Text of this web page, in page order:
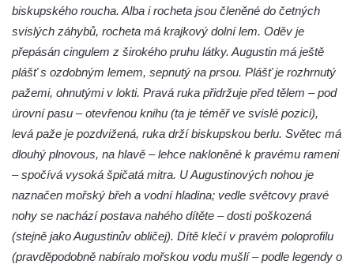
Görnerův kříž u silnice č. 264 v Dolním
Podluží
Kříž u domu čp. 155 v Chřibské
Údajný kříž u domu čp. 283 ve Chřibské
Kříž jižně od Bukolu
Centrální kříž hřbitova v Hrobčicích
Kříž u silnice z Chouče do Mirošovic
Centrální kříž hřbitova v Chouči
Kříž na rozcestí v Záluží
biskupského roucha. Alba i rocheta jsou členěné do četných
svislých záhybů, rocheta má krajkový dolní lem. Oděv je
přepásán cingulem z širokého pruhu látky. Augustin má ještě
plášť s ozdobným lemem, sepnutý na prsou. Plášť je rozhrnutý
pažemi, ohnutými v lokti. Pravá ruka přidržuje před tělem – pod
úrovní pasu – otevřenou knihu (ta je téměř ve svislé pozici),
levá paže je pozdvižená, ruka drží biskupskou berlu. Světec má
dlouhý plnovous, na hlavě – lehce nakloněné k pravému rameni
– spočívá vysoká špičatá mitra. U Augustinových nohou je
naznačen mořský břeh a vodní hladina; vedle světcovy pravé
nohy se nachází postava nahého dítěte – dosti poškozená
(stejně jako Augustinův obličej). Dítě klečí v pravém poloprofilu
(pravděpodobně nabíralo mořskou vodu mušlí – podle legendy o